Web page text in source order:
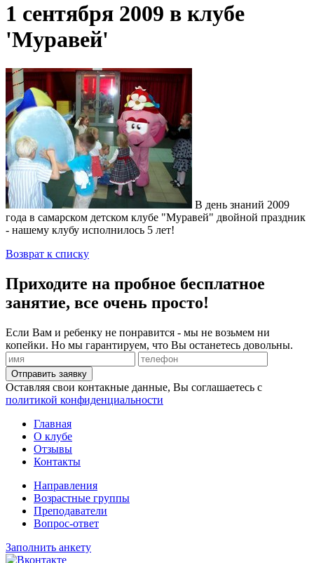
1 сентября 2009 в клубе
'Муравей'
В день знаний 2009
года в самарском детском клубе "Муравей" двойной праздник
- нашему клубу исполнилось 5 лет!
Возврат к списку
Приходите на пробное бесплатное
занятие, все очень просто!
Если Вам и ребенку не понравится - мы не возьмем ни
копейки. Но мы гарантируем, что Вы останетесь довольны.
Отправить заявку
Оставляя свои контакные данные, Вы соглашаетесь с
политикой конфиденциальности
Главная
О клубе
Отзывы
Контакты
Направления
Возрастные группы
Преподаватели
Вопрос-ответ
Заполнить анкету